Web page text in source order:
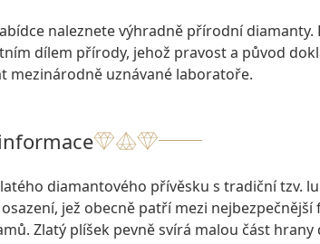
naleznete výhradně přírodní diamanty.
dílem přírody, jehož pravost a původ
mezinárodně uznávané laboratoře.
diamantového přívěsku s tradiční tzv.
jež obecně patří mezi nejbezpečnější
Zlatý plíšek pevně svírá malou část hrany